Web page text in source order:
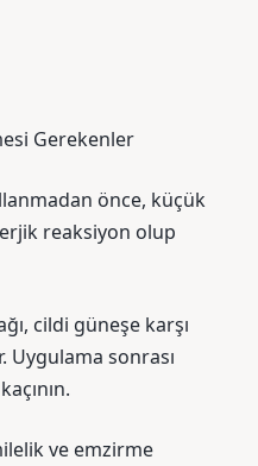
Gerekenler
önce, küçük
reaksiyon olup
cildi güneşe karşı
Uygulama sonrası
ve emzirme